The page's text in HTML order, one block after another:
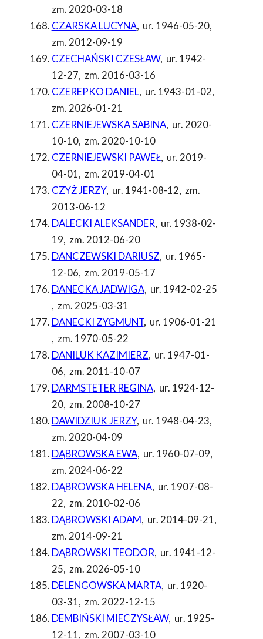
zm. 2020-03-18
CZARSKA LUCYNA, ur. 1946-05-20,
zm. 2012-09-19
CZECHAŃSKI CZESŁAW, ur. 1942-
12-27, zm. 2016-03-16
CZEREPKO DANIEL, ur. 1943-01-02,
zm. 2026-01-21
CZERNIEJEWSKA SABINA, ur. 2020-
10-10, zm. 2020-10-10
CZERNIEJEWSKI PAWEŁ, ur. 2019-
04-01, zm. 2019-04-01
CZYŻ JERZY, ur. 1941-08-12, zm.
2013-06-12
DALECKI ALEKSANDER, ur. 1938-02-
19, zm. 2012-06-20
DANCZEWSKI DARIUSZ, ur. 1965-
12-06, zm. 2019-05-17
DANECKA JADWIGA, ur. 1942-02-25
, zm. 2025-03-31
DANECKI ZYGMUNT, ur. 1906-01-21
, zm. 1970-05-22
DANILUK KAZIMIERZ, ur. 1947-01-
06, zm. 2011-10-07
DARMSTETER REGINA, ur. 1924-12-
20, zm. 2008-10-27
DAWIDZIUK JERZY, ur. 1948-04-23,
zm. 2020-04-09
DĄBROWSKA EWA, ur. 1960-07-09,
zm. 2024-06-22
DĄBROWSKA HELENA, ur. 1907-08-
22, zm. 2010-02-06
DĄBROWSKI ADAM, ur. 2014-09-21,
zm. 2014-09-21
DĄBROWSKI TEODOR, ur. 1941-12-
25, zm. 2026-05-10
DELENGOWSKA MARTA, ur. 1920-
03-31, zm. 2022-12-15
DEMBIŃSKI MIECZYSŁAW, ur. 1925-
12-11, zm. 2007-03-10